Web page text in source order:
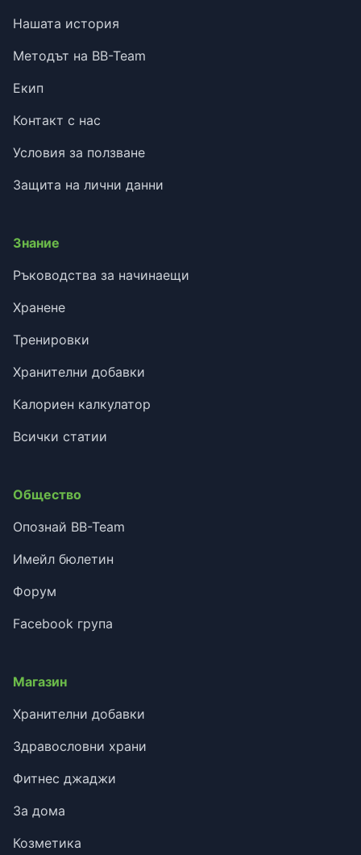
Нашата история
Методът на BB-Team
Екип
Контакт с нас
Условия за ползване
Защита на лични данни
Знание
Ръководства за начинаещи
Хранене
Тренировки
Хранителни добавки
Калориен калкулатор
Всички статии
Общество
Опознай BB-Team
Имейл бюлетин
Форум
Facebook група
Магазин
Хранителни добавки
Здравословни храни
Фитнес джаджи
За дома
Козметика